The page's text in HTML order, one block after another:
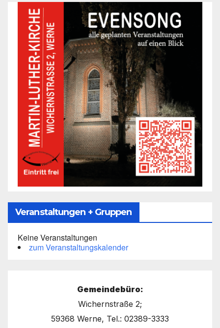
Veranstaltungen + Gruppen
Keine Veranstaltungen
zum Veranstaltungskalender
Gemeindebüro:
Wichernstraße 2;
59368 Werne, Tel.: 02389-3333